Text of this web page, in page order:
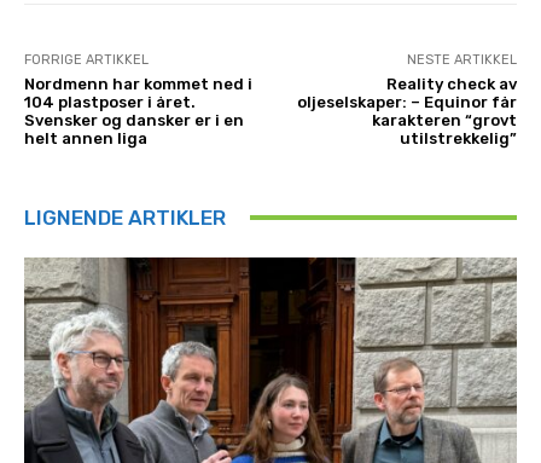
FORRIGE ARTIKKEL
Nordmenn har kommet ned i
104 plastposer i året.
Svensker og dansker er i en
helt annen liga
NESTE ARTIKKEL
Reality check av
oljeselskaper: – Equinor får
karakteren “grovt
utilstrekkelig”
LIGNENDE ARTIKLER